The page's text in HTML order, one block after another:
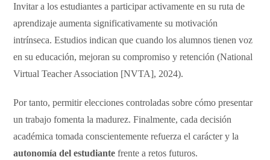
​Invitar a los estudiantes a participar activamente en su ruta de
aprendizaje aumenta significativamente su motivación
intrínseca. Estudios indican que cuando los alumnos tienen voz
en su educación, mejoran su compromiso y retención (National
Virtual Teacher Association [NVTA], 2024).
Por tanto, permitir elecciones controladas sobre cómo presentar
un trabajo fomenta la madurez. Finalmente, cada decisión
académica tomada conscientemente refuerza el carácter y la
autonomía del estudiante frente a retos futuros.